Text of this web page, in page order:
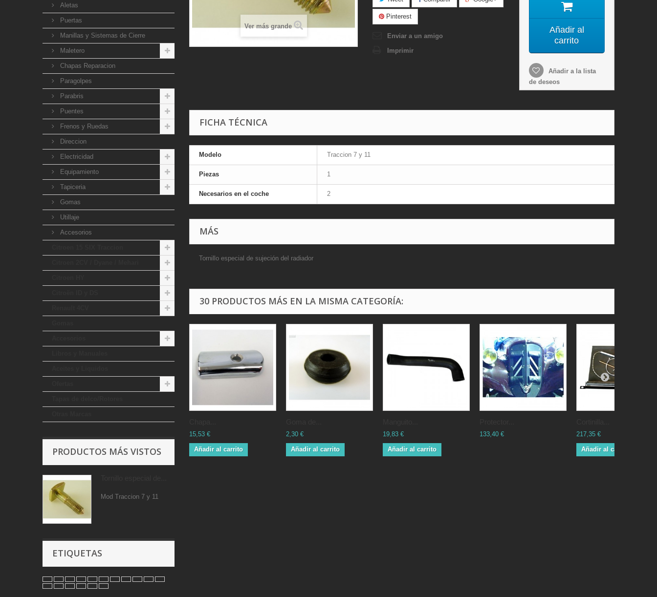
Aletas
Puertas
Manillas y Sistemas de Cierre
Maletero
Chapas Reparacion
Paragolpes
Parabris
Puentes
Frenos y Ruedas
Direccion
Electricidad
Equipamiento
Tapiceria
Gomas
Utillaje
Accesorios
PRODUCTOS MÁS VISTOS
Mod Traccion 7 y 11
ETIQUETAS
Ver más grande
Pinterest
Enviar a un amigo
Imprimir
Añadir al
carrito
Añadir a la lista
de deseos
FICHA TÉCNICA
Modelo Traccion 7 y 11
Piezas 1
Necesarios en el coche 2
MÁS
Tornillo especial de sujeción del radiador
30 PRODUCTOS MÁS EN LA MISMA CATEGORÍA:
15,53 €
Añadir al carrito
2,30 €
Añadir al carrito
19,83 €
Añadir al carrito
133,40 € 217,35 €
Añadir al carrito